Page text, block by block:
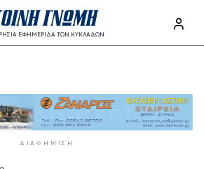
περιεχόμενο
ΕΦΗΜΕΡΙΔΑ ΤΩΝ ΚΥΚΛΑΔΩΝ
ΔΙΑΦΉΜΙΣΗ